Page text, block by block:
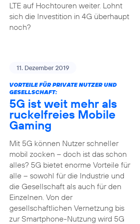
LTE auf Hochtouren weiter. Lohnt
sich die Investition in 4G überhaupt
noch?
11. Dezember 2019
VORTEILE FÜR PRIVATE NUTZER UND
GESELLSCHAFT:
5G ist weit mehr als
ruckelfreies Mobile
Gaming
Mit 5G können Nutzer schneller
mobil zocken – doch ist das schon
alles? 5G bietet enorme Vorteile für
alle – sowohl für die Industrie und
die Gesellschaft als auch für den
Einzelnen. Von der
gesellschaftlichen Vernetzung bis
zur Smartphone-Nutzung wird 5G